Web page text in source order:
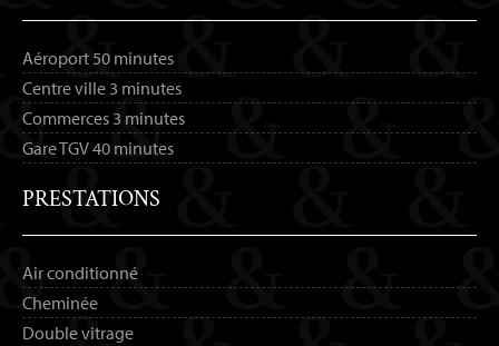
Aéroport 50 minutes
Centre ville 3 minutes
Commerces 3 minutes
Gare TGV40 minutes
PRESTATIONS
Air conditionné
Cheminée
Double vitrage